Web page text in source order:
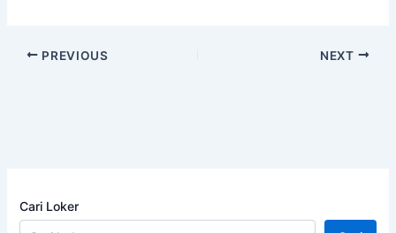
PREVIOUS NEXT
Cari Loker